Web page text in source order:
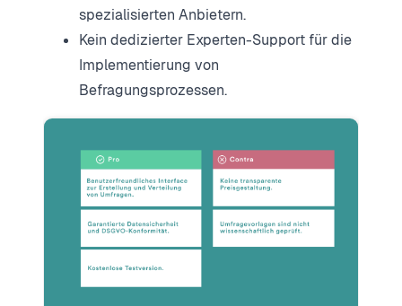
spezialisierten Anbietern.
Kein dedizierter Experten-Support für die
Implementierung von
Befragungsprozessen.